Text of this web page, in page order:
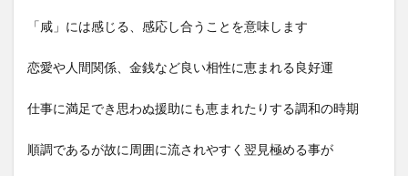
「咸」には感じる、感応し合うことを意味します
恋愛や人間関係、金銭など良い相性に恵まれる良好運
仕事に満足でき思わぬ援助にも恵まれたりする調和の時期
順調であるが故に周囲に流されやすく翌見極める事が